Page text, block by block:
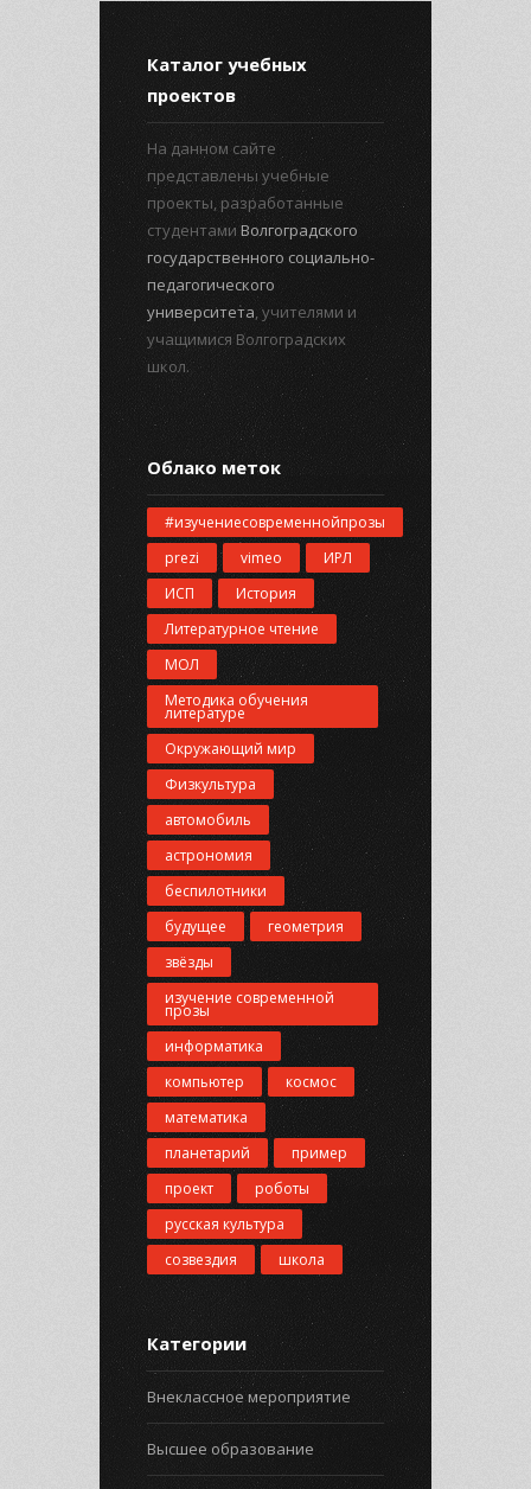
Каталог учебных
проектов
На данном сайте
представлены учебные
проекты, разработанные
студентами Волгоградского
государственного социально-
педагогического
университета, учителями и
учащимися Волгоградских
школ.
Облако меток
#изучениесовременнойпрозы
prezi
vimeo
ИРЛ
ИСП
История
Литературное чтение
МОЛ
Методика обучения
литературе
Окружающий мир
Физкультура
автомобиль
астрономия
беспилотники
будущее
геометрия
звёзды
изучение современной
прозы
информатика
компьютер
космос
математика
планетарий
пример
проект
роботы
русская культура
созвездия
школа
Категории
Внеклассное мероприятие
Высшее образование